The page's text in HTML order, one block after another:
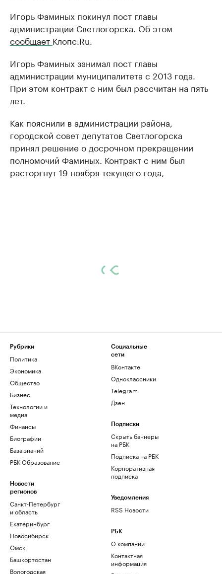
Игорь Фаминых покинул пост главы
администрации Светлогорска. Об этом
сообщает Клопс.Ru.
Игорь Фаминых занимал пост главы
администрации муниципалитета с 2013 года.
При этом контракт с ним был рассчитан на пять
лет.
Как пояснили в администрации района,
городской совет депутатов Светлогорска
принял решение о досрочном прекращении
полномочий Фаминых. Контракт с ним был
расторгнут 19 ноября текущего года,
Рубрики
Политика
Экономика
Общество
Бизнес
Технологии и
медиа
Финансы
Биографии
База знаний
РБК Образование
Новости
регионов
Санкт-Петербург
и область
Екатеринбург
Новосибирск
Омск
Башкортостан
Вологодская
Социальные
сети
ВКонтакте
Одноклассники
Telegram
Дзен
Подписки
Скрыть баннеры
на РБК
Подписка на РБК
Корпоративная
подписка
Уведомления
RSS Новости
РБК
О компании
Контактная
информация